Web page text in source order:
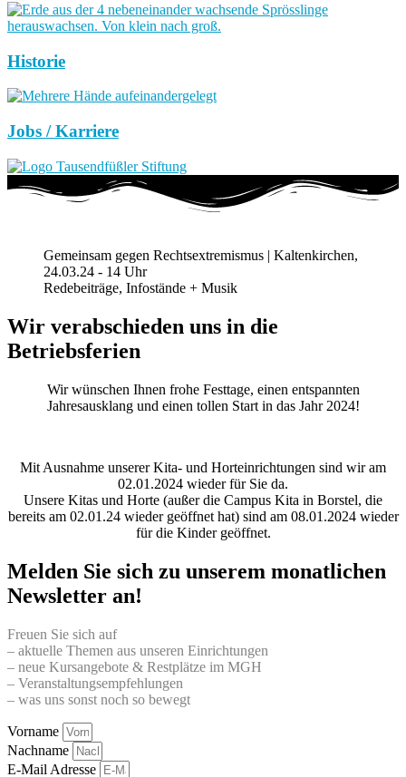
Historie
Jobs / Karriere
Gemeinsam gegen Rechtsextremismus | Kaltenkirchen,
24.03.24 - 14 Uhr
Redebeiträge, Infostände + Musik
Wir verabschieden uns in die
Betriebsferien
Wir wünschen Ihnen frohe Festtage, einen entspannten
Jahresausklang und einen tollen Start in das Jahr 2024!
Mit Ausnahme unserer Kita- und Horteinrichtungen sind wir am
02.01.2024 wieder für Sie da.
Unsere Kitas und Horte (außer die Campus Kita in Borstel, die
bereits am 02.01.24 wieder geöffnet hat) sind am 08.01.2024 wieder
für die Kinder geöffnet.
Melden Sie sich zu unserem monatlichen
Newsletter an!
Freuen Sie sich auf
– aktuelle Themen aus unseren Einrichtungen
– neue Kursangebote & Restplätze im MGH
– Veranstaltungsempfehlungen
– was uns sonst noch so bewegt
Vorname
Nachname
E-Mail Adresse